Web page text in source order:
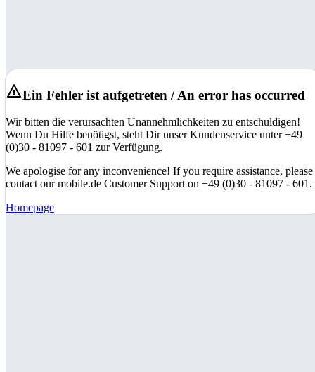
Ein Fehler ist aufgetreten / An error has occurred
Wir bitten die verursachten Unannehmlichkeiten zu entschuldigen!
Wenn Du Hilfe benötigst, steht Dir unser Kundenservice unter +49
(0)30 - 81097 - 601 zur Verfügung.
We apologise for any inconvenience! If you require assistance, please
contact our mobile.de Customer Support on +49 (0)30 - 81097 - 601.
Homepage